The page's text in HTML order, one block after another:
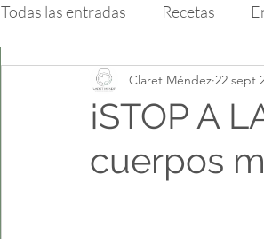
Todas las entradas Recetas
¡STOP A
cuerpos
Claret Méndez 22 sept